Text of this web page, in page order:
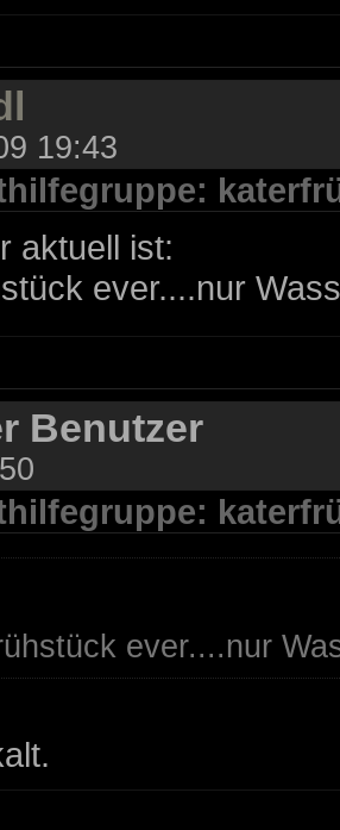
19:43
aktuell ist:
ever....nur
Benutzer
ever....nur